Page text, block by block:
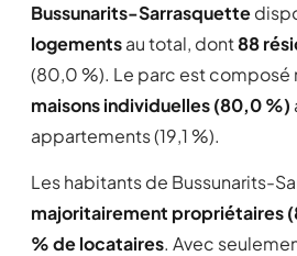
Bussunarits-Sarrasquette
logementsau total, dont88
(80,0 %). Le parc est
maisons individuelles (80,0 %)
appartements (19,1 %).
Les habitants de Bussunarits-
majoritairement propriétaires
% de locataires. Avec